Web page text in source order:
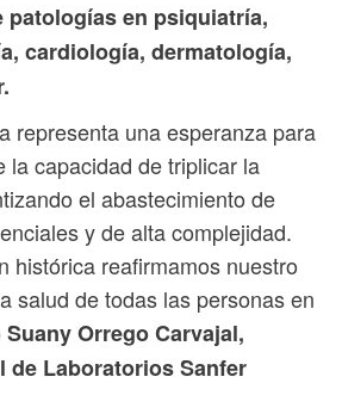
patologías en psiquiatría,
cardiología, dermatología,
representa una esperanza para
la capacidad de triplicar la
el abastecimiento de
y de alta complejidad.
histórica reafirmamos nuestro
salud de todas las personas en
Suany Orrego Carvajal,
de Laboratorios Sanfer